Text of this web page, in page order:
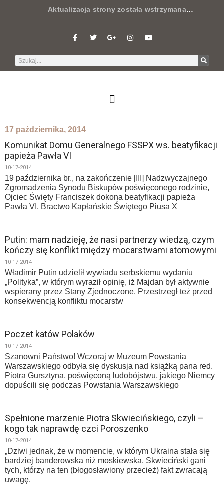
Aktualizacja strony została wstrzymana…
17 października, 2014
Komunikat Domu Generalnego FSSPX ws. beatyfikacji
papieża Pawła VI
10-17-2014
19 października br., na zakończenie [III] Nadzwyczajnego
Zgromadzenia Synodu Biskupów poświęconego rodzinie,
Ojciec Święty Franciszek dokona beatyfikacji papieża
Pawła VI. Bractwo Kapłańskie Świętego Piusa X
Putin: mam nadzieję, że nasi partnerzy wiedzą, czym
kończy się konflikt między mocarstwami atomowymi
10-17-2014
Władimir Putin udzielił wywiadu serbskiemu wydaniu
„Polityka”, w którym wyraził opinię, iż Majdan był aktywnie
wspierany przez Stany Zjednoczone. Przestrzegł też przed
konsekwencją konfliktu mocarstw
Poczet katów Polaków
10-17-2014
Szanowni Państwo! Wczoraj w Muzeum Powstania
Warszawskiego odbyła się dyskusja nad książką pana red.
Piotra Gursztyna, poświęconą ludobójstwu, jakiego Niemcy
dopuścili się podczas Powstania Warszawskiego
Spełnione marzenie Piotra Skwiecińskiego, czyli –
kogo tak naprawdę czci Poroszenko
10-17-2014
„Dziwi jednak, że w momencie, w którym Ukraina stała się
bardziej banderowska niż moskiewska, Skwieciński gani
tych, którzy na ten (błogosławiony przecież) fakt zwracają
uwagę.